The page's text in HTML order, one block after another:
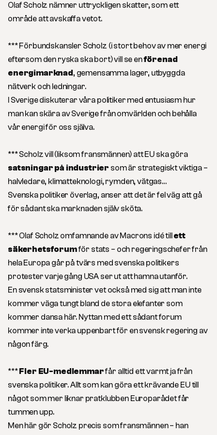
Olaf Scholz nämner uttryckligen skatter, som ett
område att avskaffa vetot.
*** Förbundskansler Scholz (i stort behov av mer energi
eftersom den ryska ska bort) vill se enförenad
energimarknad , gemensamma lager, utbyggda
nätverk och ledningar.
I Sverige diskuterar våra politiker med entusiasm hur
man kan skära av Sverige från omvärlden och behålla
vår energi för oss själva.
*** Scholz vill (liksom fransmännen) att EU ska göra
satsningar på industrier som är strategiskt viktiga –
halvledare, klimatteknologi, rymden, vätgas…
Svenska politiker överlag, anser att det är fel väg att gå
för sådant ska marknaden själv sköta.
*** Olaf Scholz omfamnande av Macrons idé till ett
säkerhetsforumför stats – och regeringschefer från
hela Europa går på tvärs med svenska politikers
protester varje gång USA ser ut att hamna utanför.
En svensk statsminister vet också med sig att man inte
kommer väga tungt bland de stora elefanter som
kommer dansa här. Nyttan med ett sådant forum
kommer inte verka uppenbart för en svensk regering av
någon färg.
*** Fler EU-medlemmarfår alltid ett varmt ja från
svenska politiker. Allt som kan göra ett krävande EU till
något som mer liknar pratklubben Europarådet får
tummen upp.
Men här gör Scholz precis som fransmännen – han